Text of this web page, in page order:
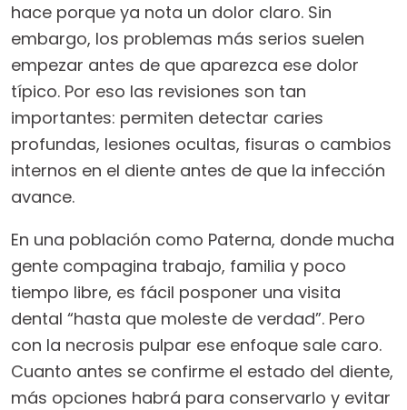
hace porque ya nota un dolor claro. Sin
embargo, los problemas más serios suelen
empezar antes de que aparezca ese dolor
típico. Por eso las revisiones son tan
importantes: permiten detectar caries
profundas, lesiones ocultas, fisuras o cambios
internos en el diente antes de que la infección
avance.
En una población como Paterna, donde mucha
gente compagina trabajo, familia y poco
tiempo libre, es fácil posponer una visita
dental “hasta que moleste de verdad”. Pero
con la necrosis pulpar ese enfoque sale caro.
Cuanto antes se confirme el estado del diente,
más opciones habrá para conservarlo y evitar